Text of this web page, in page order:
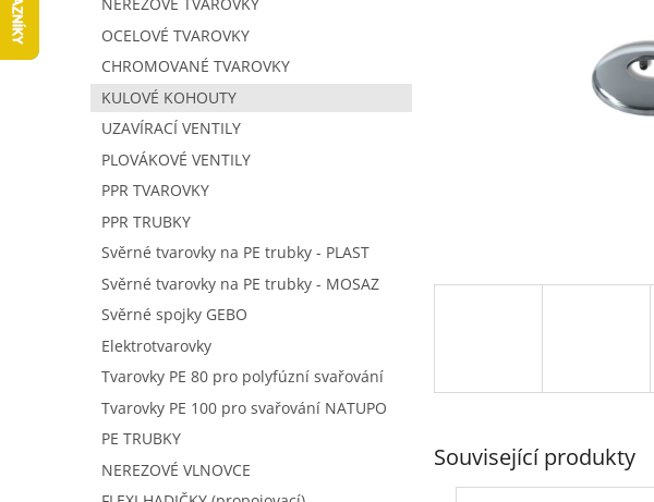
n
e
OCELOVÉ TVAROVKY
CHROMOVANÉ TVAROVKY
KULOVÉ KOHOUTY
UZAVÍRACÍ VENTILY
PLOVÁKOVÉ VENTILY
PPR TVAROVKY
PPR TRUBKY
Svěrné tvarovky na PE trubky - PLAST
Svěrné tvarovky na PE trubky - MOSAZ
Svěrné spojky GEBO
Elektrotvarovky
Tvarovky PE 80 pro polyfúzní svařování
Tvarovky PE 100 pro svařování NATUPO
PE TRUBKY
NEREZOVÉ VLNOVCE
Související produkty